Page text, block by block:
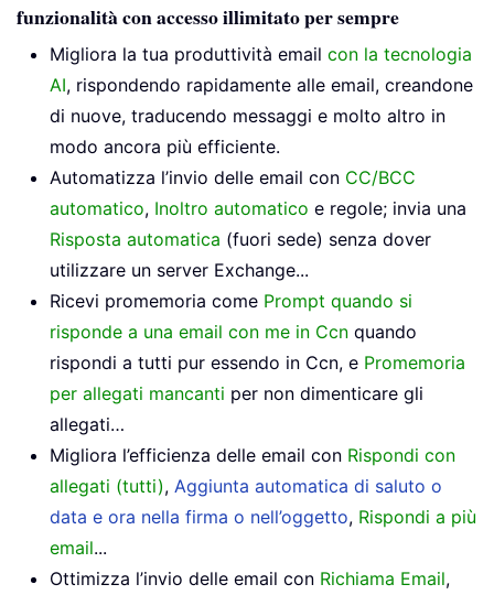
funzionalità con accesso illimitato per sempre
Migliora la tua produttività email con la tecnologia
AI, rispondendo rapidamente alle email, creandone
di nuove, traducendo messaggi e molto altro in
modo ancora più efficiente.
Automatizza l’invio delle email con CC/BCC
automatico, Inoltro automatico e regole; invia una
Risposta automatica (fuori sede) senza dover
utilizzare un server Exchange...
Ricevi promemoria come Prompt quando si
risponde a una email con me in Ccn quando
rispondi a tutti pur essendo in Ccn, e Promemoria
per allegati mancanti per non dimenticare gli
allegati…
Migliora l’efficienza delle email con Rispondi con
allegati (tutti), Aggiunta automatica di saluto o
data e ora nella firma o nell’oggetto, Rispondi a più
email...
Ottimizza l’invio delle email con Richiama Email,